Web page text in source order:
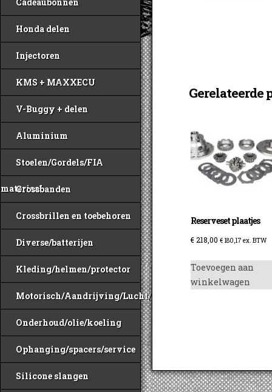
Honda delen
Injectoren
KMS + MAXXECU
V-Buggy + delen
Aluminium
Stoelen/Gordels/FIA
materiaal
Crossbanden
Crossbrillen en toebehoren
Diverse/batterijen
Kleding/helmen/protector
Motorisch/Aandrijving/Lucht/Benzine
Onderhoud/olie/koeling
Ophanging/spacers/service
Silicone slangen
Gerelateerde
Reserveset plaatjes
€218,00 € 180,17 ex. BTW
Toevoegen aan
winkelwagen